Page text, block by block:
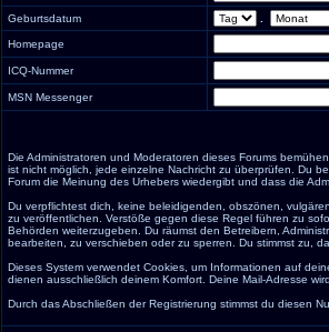
Geburtsdatum
Homepage
ICQ-Nummer
MSN Messenger
Die Administratoren und Moderatoren dieses Forums
ist nicht möglich, jede einzelne Nachricht zu überprüfen. Du
Forum die Meinung des Urhebers wiedergibt und dass die
Du verpflichtest dich, keine beleidigenden, obszönen,
zu veröffentlichen. Verstöße gegen diese Regel führen zu
Behörden weiterzugeben. Du räumst den Betreibern,
bearbeiten, zu verschieben oder zu sperren. Du stimmst zu,
Dieses System verwendet Cookies, um Informationen auf
dienen ausschließlich deinem Komfort. Deine Mail-Adresse
Durch das Abschließen der Registrierung stimmst du diesen